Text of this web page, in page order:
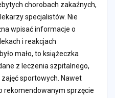
chorobach zakaźnych,
specjalistów. Nie
wpisać informacje o
i reakcjach
mało, to książeczka
z leczenia szpitalnego,
sportowych. Nawet
rekomendowanym sprzęcie